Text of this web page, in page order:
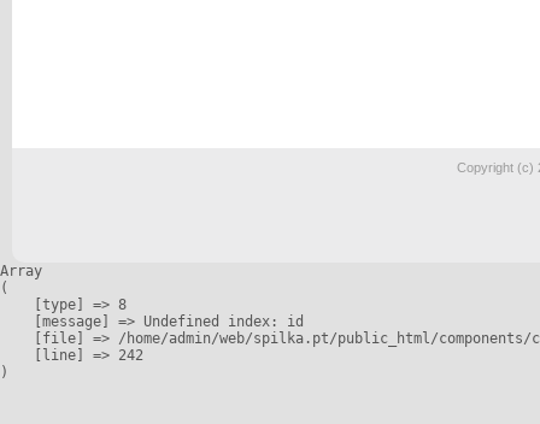
Copyright (c)
Array
(
    [type] => 8
    [message] => Undefined index: id
[file] => /home/admin/web/spilka.pt/public_html/
    [line] => 242